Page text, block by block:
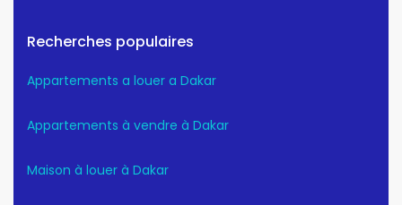
Recherches populaires
Appartements a louer a Dakar
Appartements à vendre à Dakar
Maison à louer à Dakar